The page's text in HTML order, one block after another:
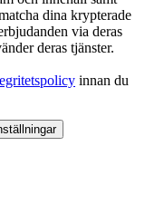
dina krypterade
via deras
deras tjänster.
innan du